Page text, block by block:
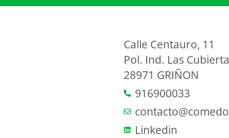
Calle Centauro, 11
Pol. Ind. Las
28971 GRIÑON
916900033
Linkedin